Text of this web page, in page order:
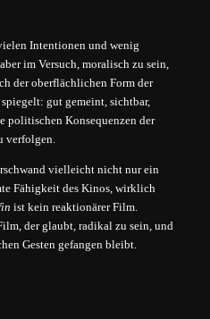
Intentionen und wenig
im Versuch, moralisch zu sein,
der oberflächlichen Form der
gut gemeint, sichtbar,
politischen Konsequenzen der
verfolgen.
vielleicht nicht nur ein
Fähigkeit des Kinos, wirklich
ist kein reaktionärer Film.
der glaubt, radikal zu sein, und
Gesten gefangen bleibt.